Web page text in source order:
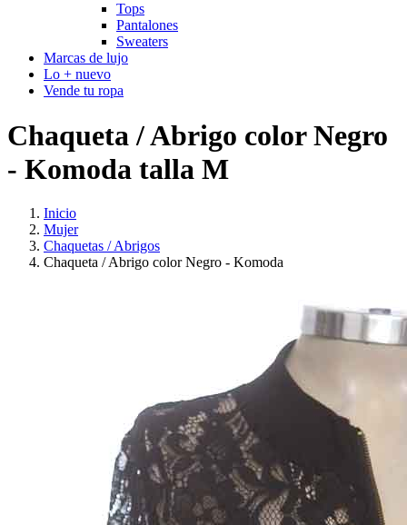
Tops
Pantalones
Sweaters
Marcas de lujo
Lo + nuevo
Vende tu ropa
Chaqueta / Abrigo color Negro
- Komoda talla M
Inicio
Mujer
Chaquetas / Abrigos
Chaqueta / Abrigo color Negro - Komoda